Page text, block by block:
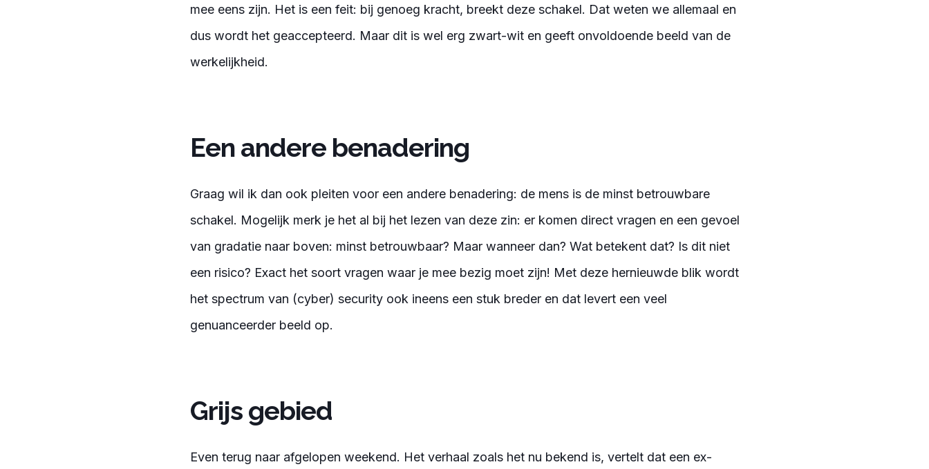
mee eens zijn. Het is een feit: bij genoeg kracht, breekt deze schakel. Dat weten we allemaal en
dus wordt het geaccepteerd. Maar dit is wel erg zwart-wit en geeft onvoldoende beeld van de
werkelijkheid.
Een andere benadering
Graag wil ik dan ook pleiten voor een andere benadering: de mens is de minst betrouwbare
schakel. Mogelijk merk je het al bij het lezen van deze zin: er komen direct vragen en een gevoel
van gradatie naar boven: minst betrouwbaar? Maar wanneer dan? Wat betekent dat? Is dit niet
een risico? Exact het soort vragen waar je mee bezig moet zijn! Met deze hernieuwde blik wordt
het spectrum van (cyber) security ook ineens een stuk breder en dat levert een veel
genuanceerder beeld op.
Grijs gebied
Even terug naar afgelopen weekend. Het verhaal zoals het nu bekend is, vertelt dat een ex-